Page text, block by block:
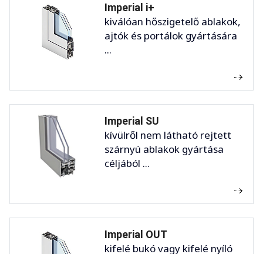
Imperial i+
kiválóan hőszigetelő ablakok,
ajtók és portálok gyártására
...
Imperial SU
kívülről nem látható rejtett
szárnyú ablakok gyártása
céljából ...
Imperial OUT
kifelé bukó vagy kifelé nyíló